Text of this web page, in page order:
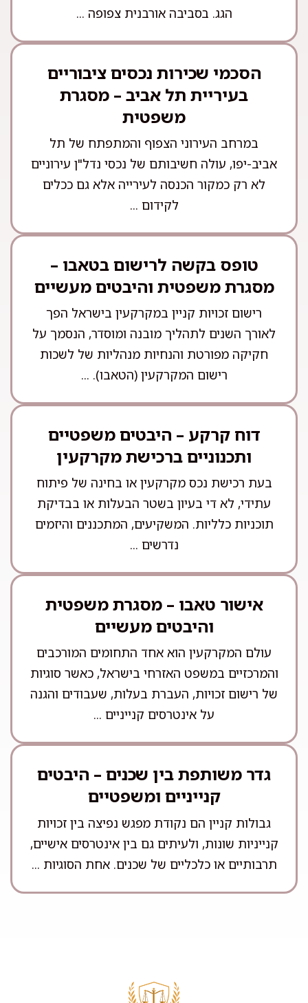
הגג. בסביבה אורבנית צפופה ...
הסכמי שכירות נכסים ציבוריים
בעיריית תל אביב – מסגרת
משפטית
במרחב העירוני הצפוף והמתפתח של תל
אביב-יפו, עולה חשיבותם של נכסי נדל"ן עירוניים
לא רק כמקור הכנסה לעירייה אלא גם ככלים
לקידום ...
טופס בקשה לרישום בטאבו –
מסגרת משפטית והיבטים מעשיים
רישום זכויות קניין במקרקעין בישראל הפך
לאורך השנים לתהליך מובנה ומוסדר, הנסמך על
חקיקה מפורטת והנחיות מנהליות של לשכות
רישום המקרקעין (הטאבו). ...
דוח קרקע – היבטים משפטיים
ותכנוניים ברכישת מקרקעין
בעת רכישת נכס מקרקעין או בחינה של פיתוח
עתידי, לא די בעיון בשטר הבעלות או בבדיקת
תוכניות כלליות. המשקיעים, המתכננים והיזמים
נדרשים ...
אישור טאבו – מסגרת משפטית
והיבטים מעשיים
עולם המקרקעין הוא אחד התחומים המורכבים
והמרכזיים במשפט האזרחי בישראל, כאשר סוגיות
של רישום זכויות, העברת בעלות, שעבודים והגנה
על אינטרסים קנייניים ...
גדר משותפת בין שכנים – היבטים
קנייניים ומשפטיים
גבולות קניין הם נקודת מפגש נפיצה בין זכויות
קנייניות שונות, ולעיתים גם בין אינטרסים אישיים,
תרבותיים או כלכליים של שכנים. אחת הסוגיות ...